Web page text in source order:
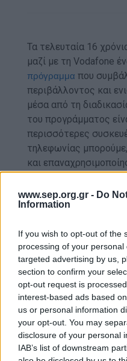
www.sep.org.gr - Do
Information
If you wish to opt-out of the
processing of your
targeted advertising by us,
section to confirm your
opt-out request is
interest-based ads based
us or personal information
your opt-out. You may
disclosure of your personal
IAB’s list of downstream
Τα τελευταία 16
μαζί με τη Vodafone
πρόγραμμα που
περιβάλλοντος και
μέσα από τη
του προγράμματος
περισσότερες
τηλεφωνίας
και
Από το 2008 μέχρι
περισσότερες από
κινητών και
προγράμματος
αντίστοιχα
Μπορείτε να δείτε το
μοιραστείτε στα
δίκτυα:https://youtu.be/